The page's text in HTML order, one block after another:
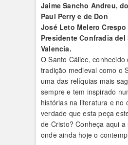
Jaime Sancho Andreu,
Paul Perry e de Don
José Leto Melero Crespo
Presidente Confradia del
Valencia.
O Santo Cálice, conhecido
tradição medieval como o
uma das relíquias mais
sempre e tem inspirado
histórias na literatura e no
verdade que esta peça
de Cristo? Conheça aqui
onde ainda hoje o